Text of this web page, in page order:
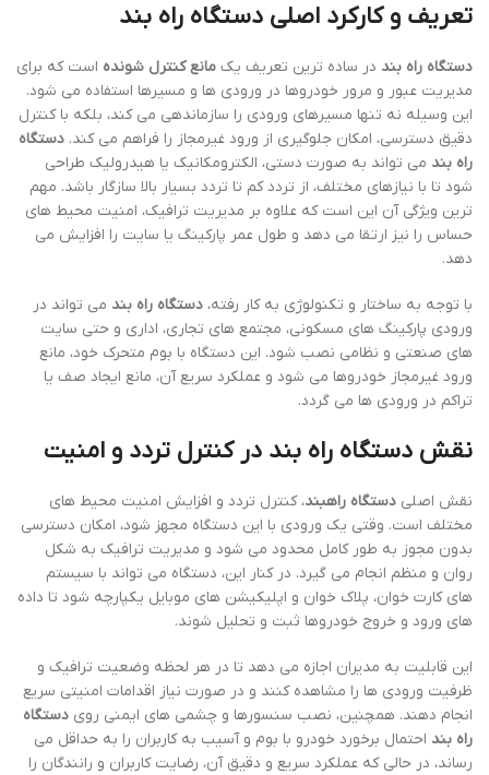
تعریف و کارکرد اصلی دستگاه راه بند
دستگاه راه بند در ساده ترین تعریف یک مانع کنترل شونده است که برای
مدیریت عبور و مرور خودروها در ورودی ها و مسیرها استفاده می شود.
این وسیله نه تنها مسیرهای ورودی را سازماندهی می کند، بلکه با کنترل
دقیق دسترسی، امکان جلوگیری از ورود غیرمجاز را فراهم می کند. دستگاه
راه بند می تواند به صورت دستی، الکترومکانیک یا هیدرولیک طراحی
شود تا با نیازهای مختلف، از تردد کم تا تردد بسیار بالا سازگار باشد. مهم
ترین ویژگی آن این است که علاوه بر مدیریت ترافیک، امنیت محیط های
حساس را نیز ارتقا می دهد و طول عمر پارکینگ یا سایت را افزایش می
دهد.
با توجه به ساختار و تکنولوژی به کار رفته، دستگاه راه بند می تواند در
ورودی پارکینگ های مسکونی، مجتمع های تجاری، اداری و حتی سایت
های صنعتی و نظامی نصب شود. این دستگاه با بوم متحرک خود، مانع
ورود غیرمجاز خودروها می شود و عملکرد سریع آن، مانع ایجاد صف یا
تراکم در ورودی ها می گردد.
نقش دستگاه راه بند در کنترل تردد و امنیت
نقش اصلی دستگاه راهبند، کنترل تردد و افزایش امنیت محیط های
مختلف است. وقتی یک ورودی با این دستگاه مجهز شود، امکان دسترسی
بدون مجوز به طور کامل محدود می شود و مدیریت ترافیک به شکل
روان و منظم انجام می گیرد. در کنار این، دستگاه می تواند با سیستم
های کارت خوان، پلاک خوان و اپلیکیشن های موبایل یکپارچه شود تا داده
های ورود و خروج خودروها ثبت و تحلیل شوند.
این قابلیت به مدیران اجازه می دهد تا در هر لحظه وضعیت ترافیک و
ظرفیت ورودی ها را مشاهده کنند و در صورت نیاز اقدامات امنیتی سریع
انجام دهند. همچنین، نصب سنسورها و چشمی های ایمنی روی دستگاه
راه بند احتمال برخورد خودرو با بوم و آسیب به کاربران را به حداقل می
رساند، در حالی که عملکرد سریع و دقیق آن، رضایت کاربران و رانندگان را